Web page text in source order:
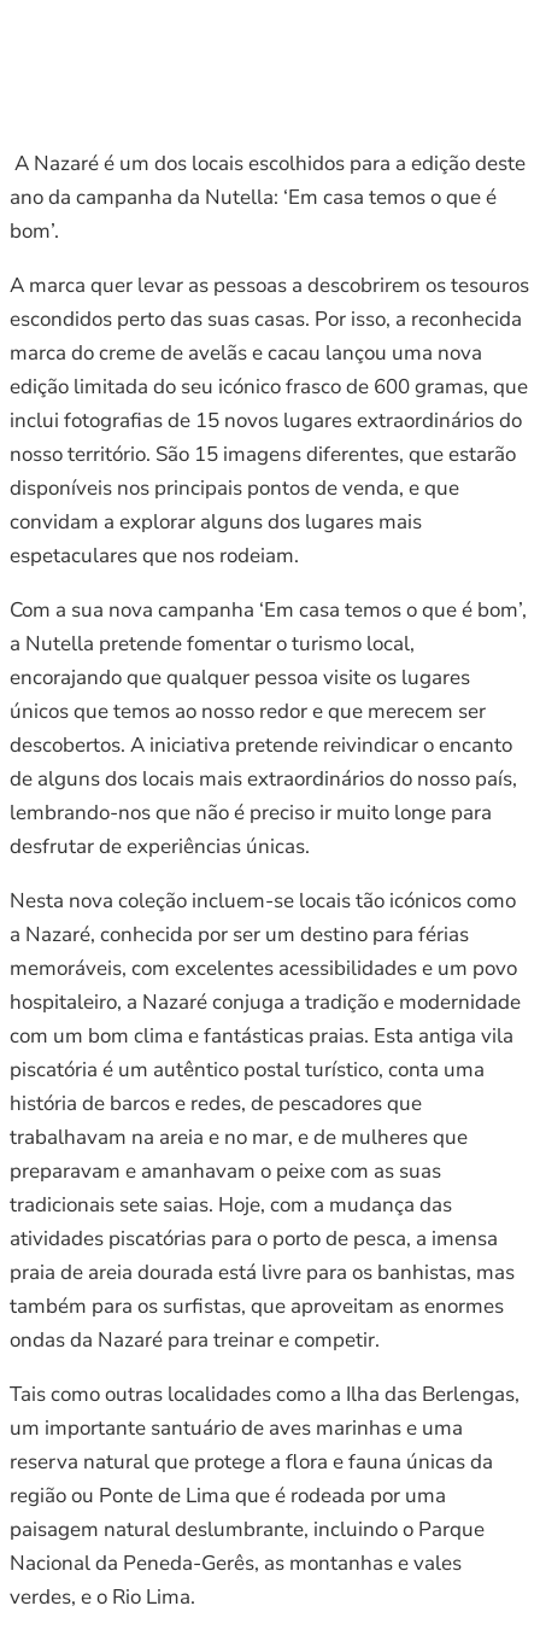
A Nazaré é um dos locais escolhidos para a edição deste
ano da campanha da Nutella: ‘Em casa temos o que é
bom’.
A marca quer levar as pessoas a descobrirem os tesouros
escondidos perto das suas casas. Por isso, a reconhecida
marca do creme de avelãs e cacau lançou uma nova
edição limitada do seu icónico frasco de 600 gramas, que
inclui fotografias de 15 novos lugares extraordinários do
nosso território. São 15 imagens diferentes, que estarão
disponíveis nos principais pontos de venda, e que
convidam a explorar alguns dos lugares mais
espetaculares que nos rodeiam.
Com a sua nova campanha ‘Em casa temos o que é bom’,
a Nutella pretende fomentar o turismo local,
encorajando que qualquer pessoa visite os lugares
únicos que temos ao nosso redor e que merecem ser
descobertos. A iniciativa pretende reivindicar o encanto
de alguns dos locais mais extraordinários do nosso país,
lembrando-nos que não é preciso ir muito longe para
desfrutar de experiências únicas.
Nesta nova coleção incluem-se locais tão icónicos como
a Nazaré, conhecida por ser um destino para férias
memoráveis, com excelentes acessibilidades e um povo
hospitaleiro, a Nazaré conjuga a tradição e modernidade
com um bom clima e fantásticas praias. Esta antiga vila
piscatória é um autêntico postal turístico, conta uma
história de barcos e redes, de pescadores que
trabalhavam na areia e no mar, e de mulheres que
preparavam e amanhavam o peixe com as suas
tradicionais sete saias. Hoje, com a mudança das
atividades piscatórias para o porto de pesca, a imensa
praia de areia dourada está livre para os banhistas, mas
também para os surfistas, que aproveitam as enormes
ondas da Nazaré para treinar e competir.
Tais como outras localidades como a Ilha das Berlengas,
um importante santuário de aves marinhas e uma
reserva natural que protege a flora e fauna únicas da
região ou Ponte de Lima que é rodeada por uma
paisagem natural deslumbrante, incluindo o Parque
Nacional da Peneda-Gerês, as montanhas e vales
verdes, e o Rio Lima.